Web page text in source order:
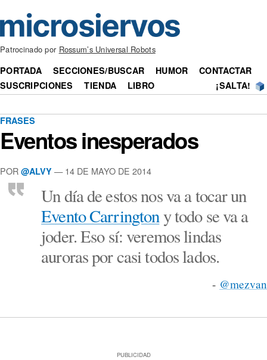
Patrocinado por Rossum’s Universal Robots
PORTADA SECCIONES/BUSCAR HUMOR
CONTACTAR
SUSCRIPCIONES
TIENDA LIBRO ¡SALTA!
FRASES
Eventos inesperados
POR @ALVY — 14 DE MAYO DE 2014
Un día de estos nos va a tocar un
Evento Carringtony todo se va a
joder. Eso sí: veremos lindas
auroras por casi todos lados.
- @mezvan
PUBLICIDAD